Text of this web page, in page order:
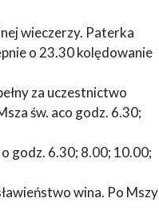
wieczerzy. Paterka
o 23.30 kolędowanie
za uczestnictwo
św. aco godz. 6.30;
godz. 6.30; 8.00; 10.00;
wina. Po Mszy